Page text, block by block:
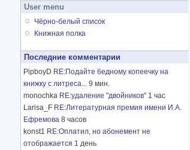
User menu
Чёрно-белый список
Книжная полка
Последние комментарии
PipboyD RE:Подайте бедному копеечку на
книжку с литреса... 9 мин.
monochka RE:удаление "двойников" 1 час
Larisa_F RE:Литературная премия имени И.А.
Ефремова 8 часов
konst1 RE:Оплатил, но абонемент не
отображается 1 день